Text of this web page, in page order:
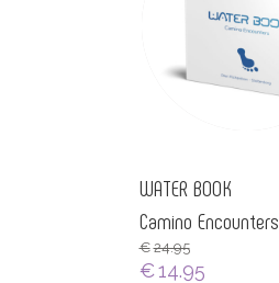
WATER BOOK
Camino Encounters
€ 24.95
€14.95